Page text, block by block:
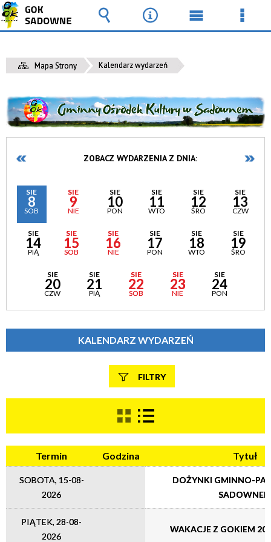
Mapa Strony Kalendarz wydarzeń
ZOBACZ WYDARZENIA Z DNIA:
SIE
8
SOB
SIE
9
NIE
SIE
10
PON
SIE
11
WTO
SIE
12
ŚRO
SIE
13
CZW
SIE
14
PIĄ
SIE
15
SOB
SIE
16
NIE
SIE
17
PON
SIE
18
WTO
SIE
19
ŚRO
SIE
20
CZW
SIE
21
PIĄ
SIE
22
SOB
SIE
23
NIE
SIE
24
PON
KALENDARZ WYDARZEŃ
FILTRY
Kategoria
Trwające w zakresie
Termin Godzina Tytuł
SOBOTA, 15-08-
2026
DOŻYNKI GMINNO-
SADOWNEM
PIĄTEK, 28-08-
2026
WAKACJE Z GOKIEM
Wyszukiwarka
Narzędzia
Menu